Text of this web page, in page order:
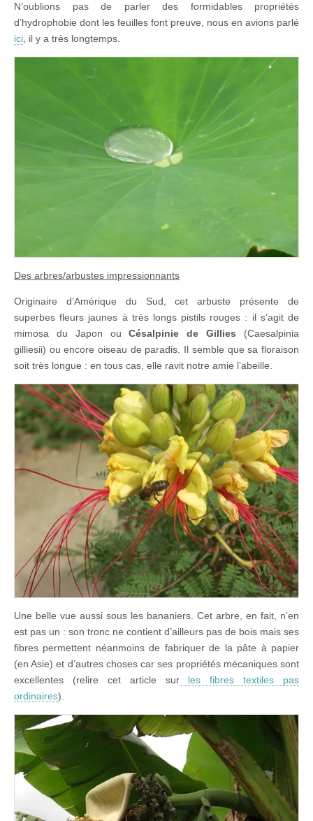
N’oublions pas de parler des formidables propriétés
d’hydrophobie dont les feuilles font preuve, nous en avions parlé
ici, il y a très longtemps.
Des arbres/arbustes impressionnants
Originaire d’Amérique du Sud, cet arbuste présente de
superbes fleurs jaunes à très longs pistils rouges : il s’agit de
mimosa du Japon ouCésalpinie de Gillies (Caesalpinia
gilliesii) ou encore oiseau de paradis. Il semble que sa floraison
soit très longue : en tous cas, elle ravit notre amie l’abeille.
Une belle vue aussi sous les bananiers. Cet arbre, en fait, n’en
est pas un : son tronc ne contient d’ailleurs pas de bois mais ses
fibres permettent néanmoins de fabriquer de la pâte à papier
(en Asie) et d’autres choses car ses propriétés mécaniques sont
excellentes (relire cet article surles fibres textiles pas
ordinaires).